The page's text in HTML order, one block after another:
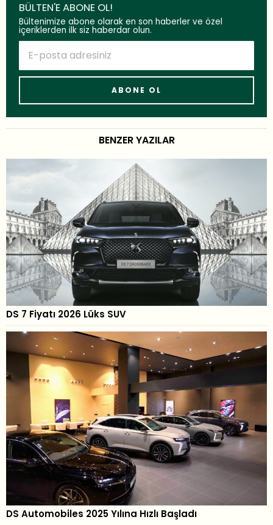
BÜLTEN'E ABONE OL!
Bültenimize abone olarak en son haberler ve özel
içeriklerden ilk siz haberdar olun.
BENZER YAZILAR
DS 7 Fiyatı 2026 Lüks SUV
DS Automobiles 2025 Yılına Hızlı Başladı